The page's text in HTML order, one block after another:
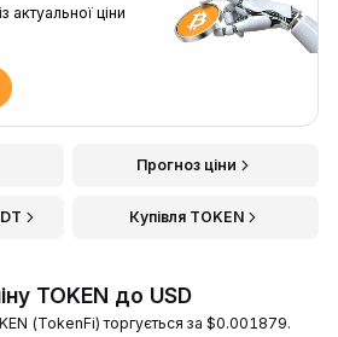
актуальної ціни
Прогноз ціни
Купівля TOKEN
TOKEN до USD
(TokenFi) торгується за $0.001879.